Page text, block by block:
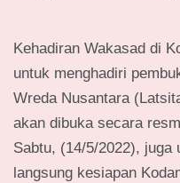
Kehadiran Wakasad di
untuk menghadiri
Wreda Nusantara
akan dibuka secara
Sabtu, (14/5/2022), juga
langsung kesiapan